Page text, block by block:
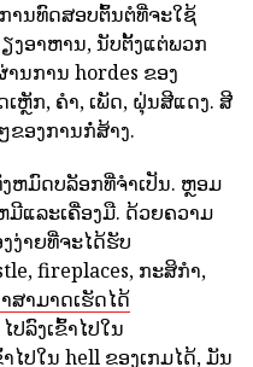
ານທົດສອບຕົ້ນຕໍທີ່ຈະໃຊ້
ງອາຫານ, ນັບຕັ້ງແຕ່ພວກ
ານການ hordes ຂອງ
ຫຼັກ, ຄໍາ, ເພັດ, ຝຸ່ນສີແດງ. ສີ
ຂອງການກໍ່ສ້າງ.
ຫມົດບລັອກທີ່ຈໍາເປັນ. ຫຼອມ
ແລະເຄື່ອງມື. ດ້ວຍຄວາມ
ງ່າຍທີ່ຈະໄດ້ຮັບ
fireplaces, ກະສິກໍາ,
ສາມາດເຮັດໄດ້
ປລົງເຂົ້າໄປໃນ
ໄປໃນ hell ຂອງເກມໄດ້, ມັນ